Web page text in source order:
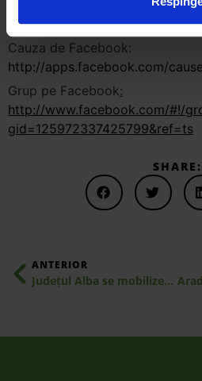
Twitter:http://
Cauza de Facebook:
http://apps.facebook.com/
Grup pe Facebook:
http://www.facebook.com/#!/
gid=125972337425799&ref=ts
SHARE:
ANTERIOR
Judeţul Alba se mobilizează pentru realizarea hărţii deşeurilor din România!